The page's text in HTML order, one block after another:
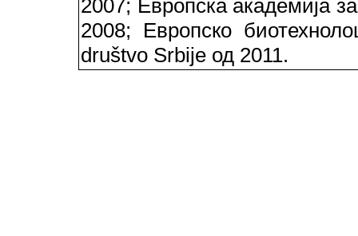
2007; Европска академија
2008; Европско
društvo Srbije од 2011.